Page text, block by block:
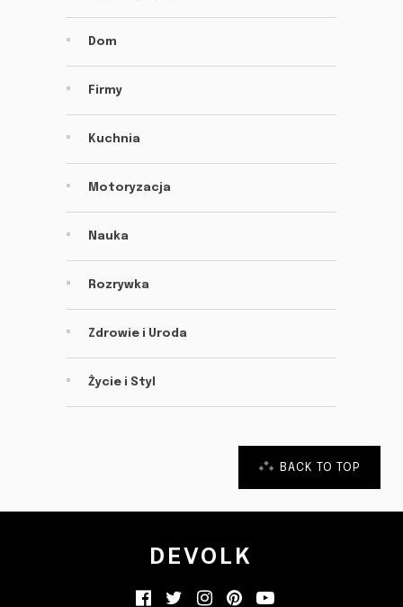
Dom
Firmy
Kuchnia
Motoryzacja
Nauka
Rozrywka
Zdrowie i Uroda
Życie i Styl
BACK TO TOP
DEVOLK